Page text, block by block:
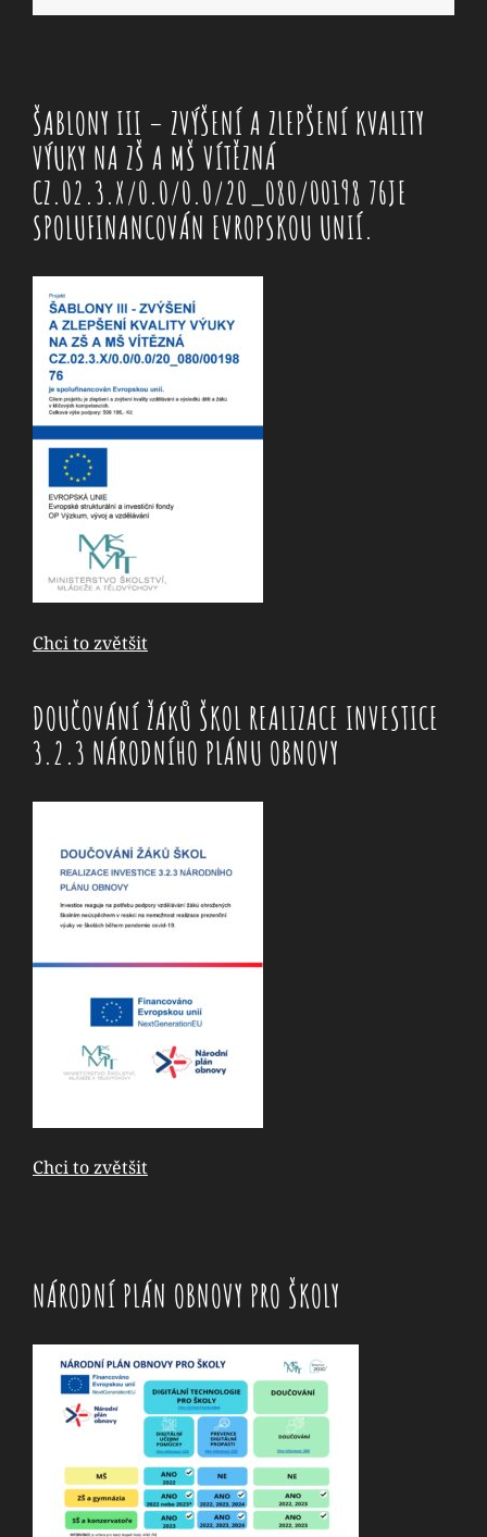
ŠABLONY III – ZVÝŠENÍ A ZLEPŠENÍ KVALITY
VÝUKY NA ZŠ A MŠ VÍTĚZNÁ
CZ.02.3.X/0.0/0.0/20_080/00198 76JE
SPOLUFINANCOVÁN EVROPSKOU UNIÍ.
Chci to zvětšit
DOUČOVÁNÍ ŽÁKŮ ŠKOL REALIZACE INVESTICE
3.2.3 NÁRODNÍHO PLÁNU OBNOVY
Chci to zvětšit
NÁRODNÍ PLÁN OBNOVY PRO ŠKOLY